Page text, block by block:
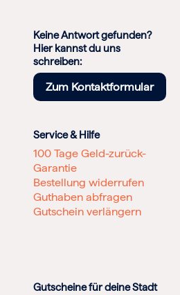
Keine Antwort gefunden?
Hier kannst du uns
schreiben:
Zum Kontaktformular
Service & Hilfe
100 Tage Geld-zurück-
Garantie
Bestellung widerrufen
Guthaben abfragen
Gutschein verlängern
Gutscheine für deine Stadt